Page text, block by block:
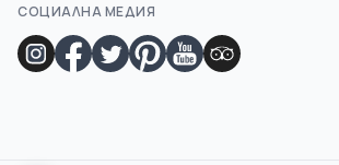
СОЦИАЛНА МЕДИЯ